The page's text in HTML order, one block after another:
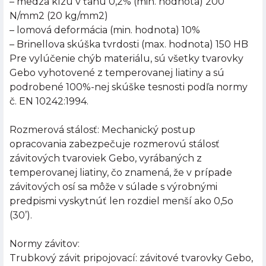
N/mm2 (20 kg/mm2)
– lomová deformácia (min. hodnota) 10%
– Brinellova skúška tvrdosti (max. hodnota) 150 HB
Pre vylúčenie chýb materiálu, sú všetky tvarovky
Gebo vyhotovené z temperovanej liatiny a sú
podrobené 100%-nej skúške tesnosti podľa normy
č. EN 10242:1994.
Rozmerová stálosť: Mechanický postup
opracovania zabezpečuje rozmerovú stálosť
závitových tvaroviek Gebo, vyrábaných z
temperovanej liatiny, čo znamená, že v prípade
závitových osí sa môže v súlade s výrobnými
predpismi vyskytnúť len rozdiel menší ako 0,5o
(30’).
Normy závitov:
Trubkový závit pripojovací: závitové tvarovky Gebo,